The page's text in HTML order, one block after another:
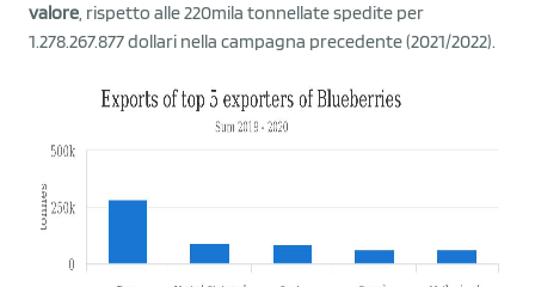
valore, rispetto alle 220mila tonnellate spedite per
1.278.267.877 dollari nella campagna precedente (2021/2022).